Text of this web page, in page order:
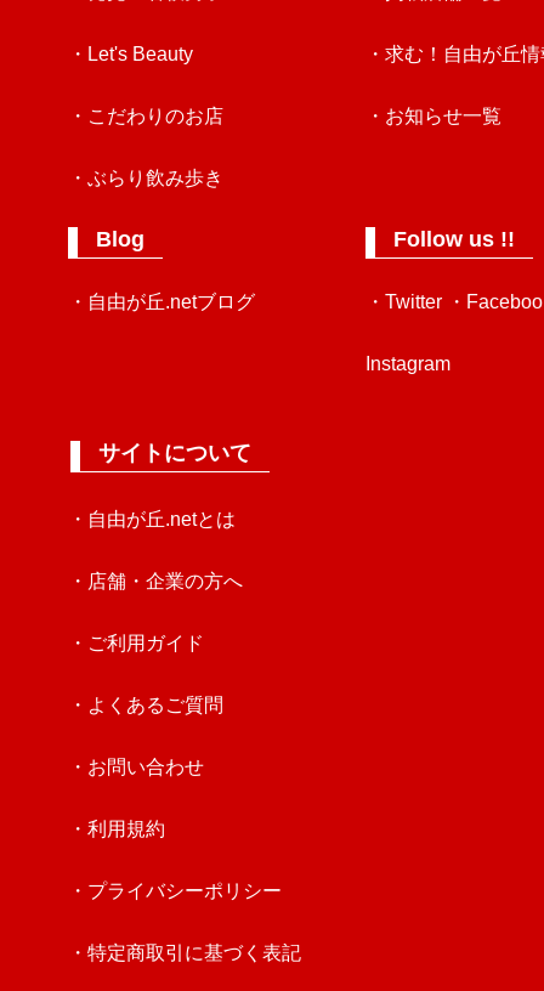
・Let's Beauty
・こだわりのお店
・ぶらり飲み歩き
Blog
・自由が丘.netブログ
・求む！自由が丘
・お知らせ一覧
Follow us !!
・Twitter ・
Instagram
サイトについて
・自由が丘.netとは
・店舗・企業の方へ
・ご利用ガイド
・よくあるご質問
・お問い合わせ
・利用規約
・プライバシーポリシー
・特定商取引に基づく表記